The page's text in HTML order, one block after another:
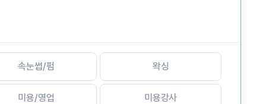
속눈썹/펌 왁싱
미용/영업 미용강사